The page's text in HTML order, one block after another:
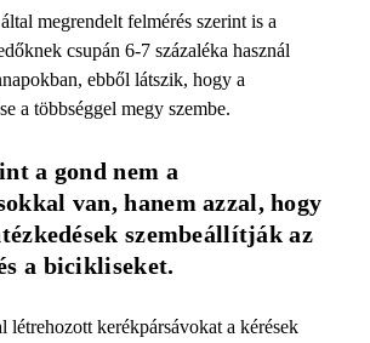
megrendelt felmérés szerint is a
csupán 6-7 százaléka használ
ebből látszik, hogy a
a többséggel megy szembe.
a gond nem a
van, hanem azzal, hogy
szembeállítják az
a bicikliseket.
létrehozott kerékpársávokat a kérések